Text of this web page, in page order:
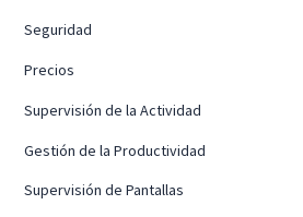
Seguridad
Precios
Supervisión de la Actividad
Gestión de la Productividad
Supervisión de Pantallas